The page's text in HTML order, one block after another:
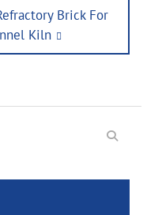
Brick For
Kiln